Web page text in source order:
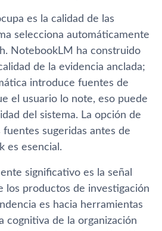
es la calidad de las
selecciona automáticamente
NotebookLM ha construido
de la evidencia anclada;
introduce fuentes de
el usuario lo note, eso puede
del sistema. La opción de
sugeridas antes de
es esencial.
significativo es la señal
los productos de investigación
es hacia herramientas
cognitiva de la organización